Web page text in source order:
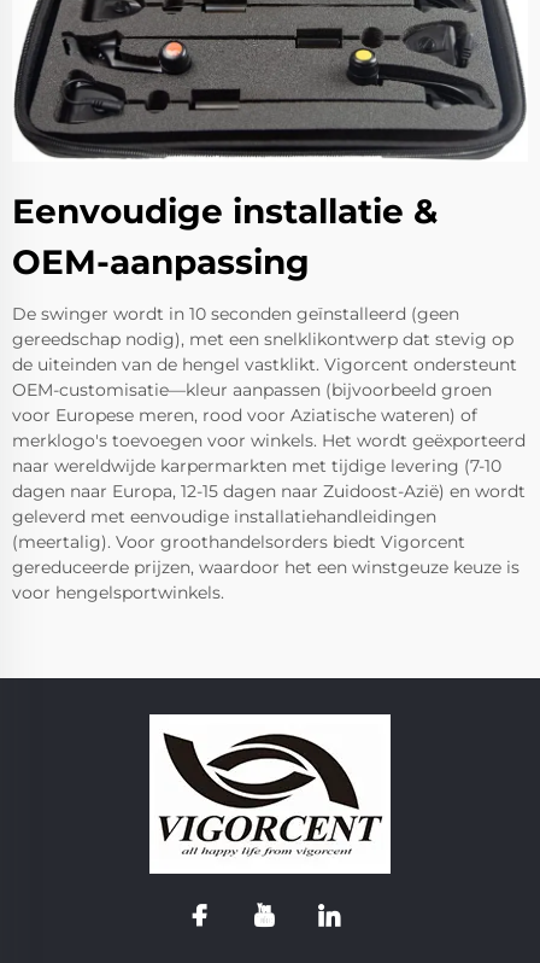
Eenvoudige installatie &
OEM-aanpassing
De swinger wordt in 10 seconden geïnstalleerd (geen
gereedschap nodig), met een snelklikontwerp dat stevig op
de uiteinden van de hengel vastklikt. Vigorcent ondersteunt
OEM-customisatie—kleur aanpassen (bijvoorbeeld groen
voor Europese meren, rood voor Aziatische wateren) of
merklogo's toevoegen voor winkels. Het wordt geëxporteerd
naar wereldwijde karpermarkten met tijdige levering (7-10
dagen naar Europa, 12-15 dagen naar Zuidoost-Azië) en wordt
geleverd met eenvoudige installatiehandleidingen
(meertalig). Voor groothandelsorders biedt Vigorcent
gereduceerde prijzen, waardoor het een winstgeuze keuze is
voor hengelsportwinkels.